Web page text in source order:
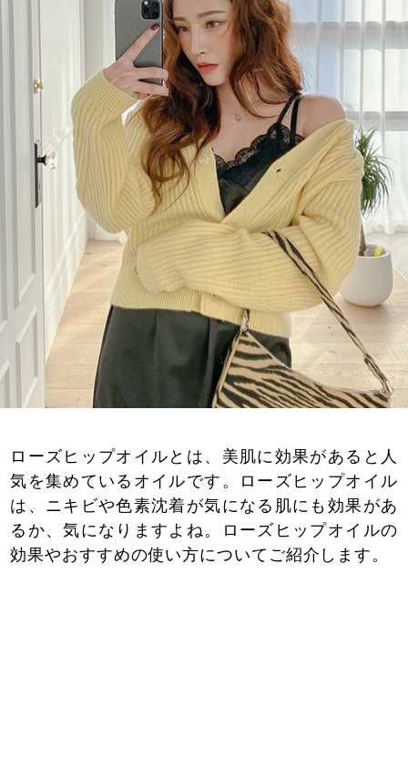
ローズヒップオイルとは、美肌に効果があると人
気を集めているオイルです。ローズヒップオイル
は、ニキビや色素沈着が気になる肌にも効果があ
るか、気になりますよね。ローズヒップオイルの
効果やおすすめの使い方についてご紹介します。